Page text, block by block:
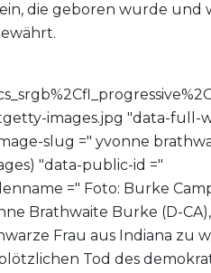
die geboren wurde und
images.jpg "data-full-
slug =" yvonne
"data-public-id ="
=" Foto: Burke
Brathwaite Burke (D-CA),
Frau aus Indiana zu
Tod des